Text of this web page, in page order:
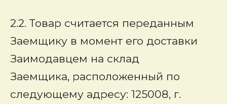
2.2. Товар считается переданным
Заемщику в момент его доставки
Заимодавцем на склад
Заемщика, расположенный по
следующему адресу: 125008, г.